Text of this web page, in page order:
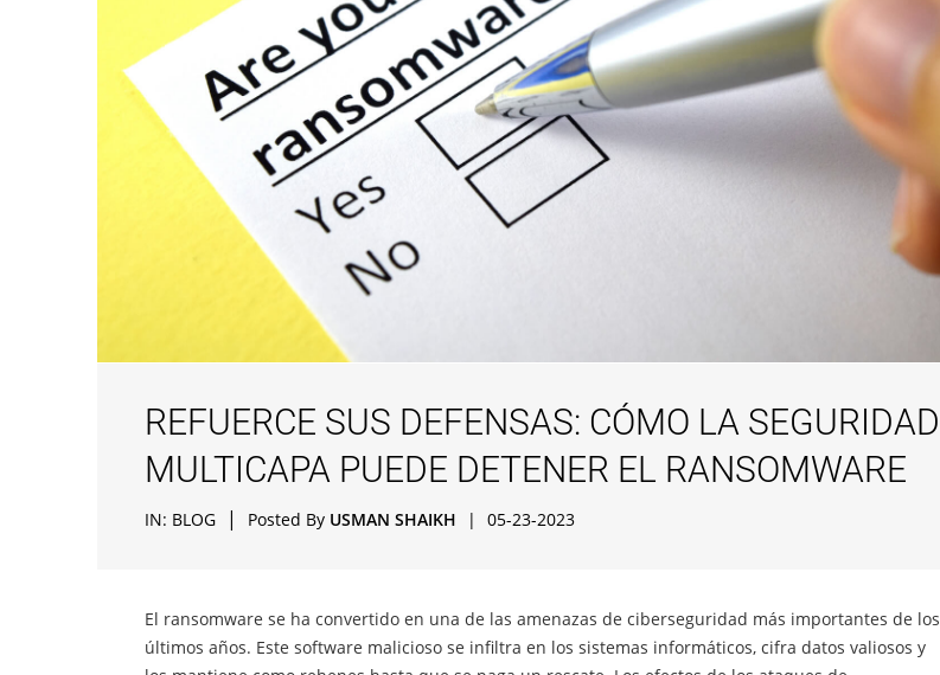
REFUERCE SUS DEFENSAS: CÓMO LA SEGURIDAD
MULTICAPA PUEDE DETENER EL RANSOMWARE
IN: BLOG | Posted By USMAN SHAIKH | 05-23-2023
El ransomware se ha convertido en una de las amenazas de ciberseguridad más importantes de los
últimos años. Este software malicioso se infiltra en los sistemas informáticos, cifra datos valiosos y